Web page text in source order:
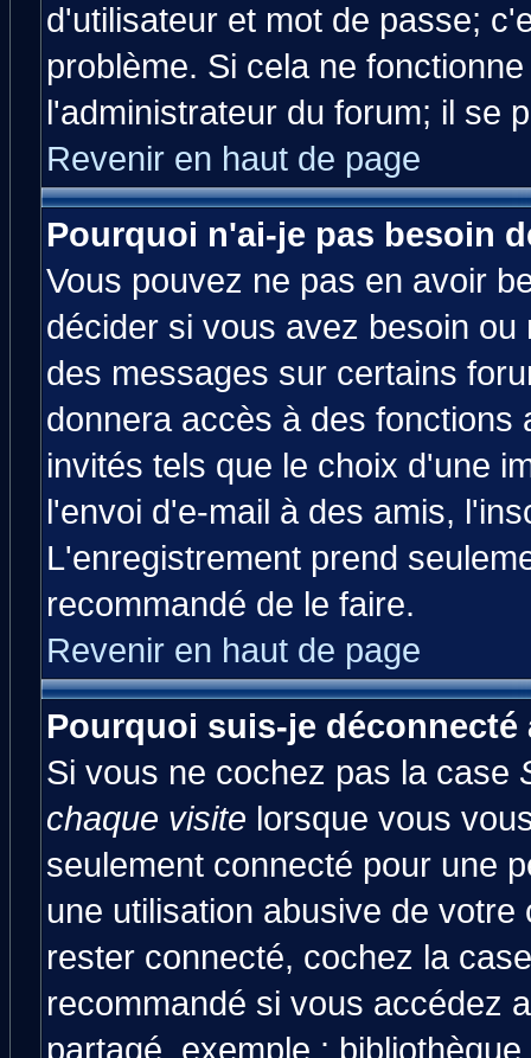
d'utilisateur et mot de passe;
problème. Si cela ne
l'administrateur du forum; il se
Revenir en haut de page
Pourquoi n'ai-je pas besoin
Vous pouvez ne pas en avoir
décider si vous avez besoin
des messages sur certains
donnera accès à des fonctions
invités tels que le choix d'une
l'envoi d'e-mail à des amis,
L'enregistrement prend
recommandé de le faire.
Revenir en haut de page
Pourquoi suis-je
Si vous ne cochez pas la case
chaque visite lorsque vous
seulement connecté pour une
une utilisation abusive de
rester connecté, cochez la
recommandé si vous accédez
partagé, exemple :